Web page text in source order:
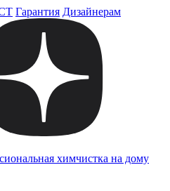
Гарантия Дизайнерам